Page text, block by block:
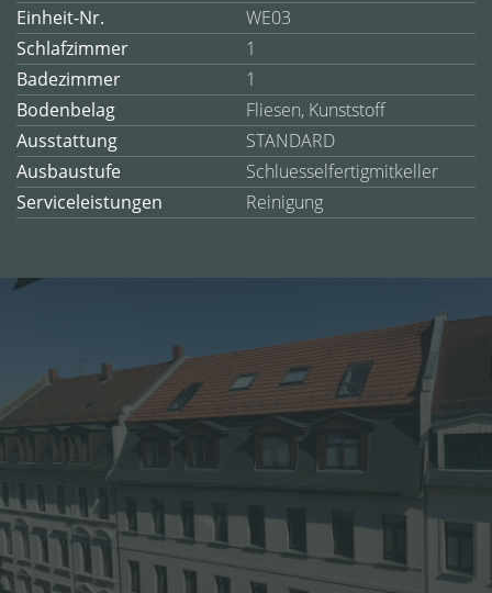
Einheit-Nr.
WE03
Schlafzimmer
1
Badezimmer
1
Bodenbelag
Fliesen, Kunststoff
Ausstattung
STANDARD
Ausbaustufe
Schluesselfertigmitkeller
Serviceleistungen
Reinigung